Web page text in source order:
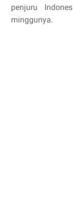
penjuru
minggunya.